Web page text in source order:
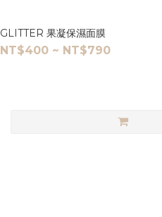
GLITTER 果凝保濕面膜
NT$400 ~ NT$790